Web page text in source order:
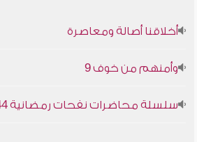
أخلاقنا أصالة ومعاصرة
وأمنهم من خوف 9
سلسلة محاضرات نفحات رمضانية 1444هـ